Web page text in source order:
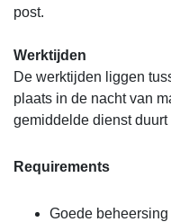
post.
Werktijden
De werktijden liggen
plaats in de nacht van
gemiddelde dienst duurt
Requirements
Goede